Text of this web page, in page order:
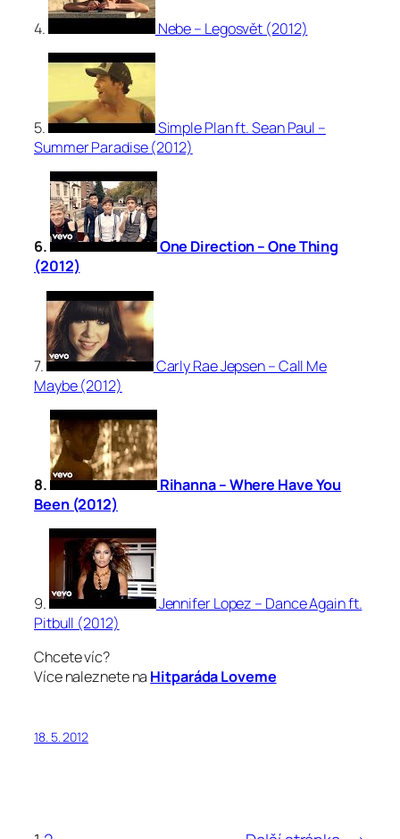
4. Nebe – Legosvět (2012)
5.
Simple Plan ft. Sean Paul –
Summer Paradise (2012)
6.
One Direction – One Thing
(2012)
7.
Carly Rae Jepsen – Call Me
Maybe (2012)
8.
Rihanna – Where Have You
Been (2012)
9.
Jennifer Lopez – Dance Again ft.
Pitbull (2012)
Chcete víc?
Více naleznete na Hitparáda Loveme
18. 5. 2012